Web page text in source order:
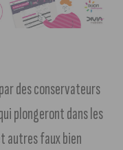
des conservateurs
plongeront dans les
autres faux bien